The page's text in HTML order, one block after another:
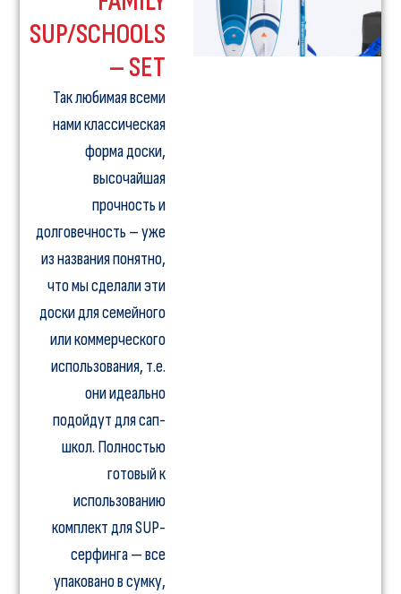
SUP/SCHOOLS
– SET
Так любимая всеми
нами классическая
форма доски,
высочайшая
прочность и
долговечность – уже
из названия понятно,
что мы сделали эти
доски для семейного
или коммерческого
использования, т.е.
они идеально
подойдут для сап-
школ. Полностью
готовый к
использованию
комплект для SUP-
серфинга — все
упаковано в сумку,